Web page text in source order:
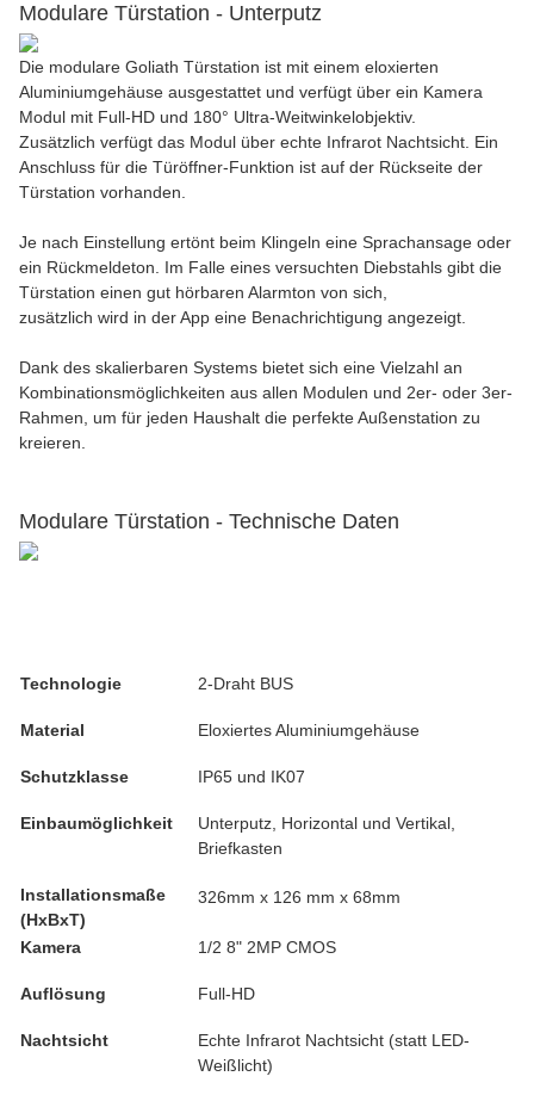
Modulare Türstation - Unterputz
Die modulare Goliath Türstation ist mit einem eloxierten
Aluminiumgehäuse ausgestattet und verfügt über ein Kamera
Modul mit Full-HD und 180° Ultra-Weitwinkelobjektiv.
Zusätzlich verfügt das Modul über echte Infrarot Nachtsicht. Ein
Anschluss für die Türöffner-Funktion ist auf der Rückseite der
Türstation vorhanden.
Je nach Einstellung ertönt beim Klingeln eine Sprachansage oder
ein Rückmeldeton. Im Falle eines versuchten Diebstahls gibt die
Türstation einen gut hörbaren Alarmton von sich,
zusätzlich wird in der App eine Benachrichtigung angezeigt.
Dank des skalierbaren Systems bietet sich eine Vielzahl an
Kombinationsmöglichkeiten aus allen Modulen und 2er- oder 3er-
Rahmen, um für jeden Haushalt die perfekte Außenstation zu
kreieren.
Modulare Türstation - Technische Daten
Technologie 2-Draht BUS
Material Eloxiertes Aluminiumgehäuse
Schutzklasse IP65 und IK07
Einbaumöglichkeit
Unterputz, Horizontal und Vertikal,
Briefkasten
Installationsmaße
(HxBxT)
326mm x 126 mm x 68mm
Kamera 1/2 8" 2MP CMOS
Auflösung Full-HD
Nachtsicht
Echte Infrarot Nachtsicht (statt LED-
Weißlicht)